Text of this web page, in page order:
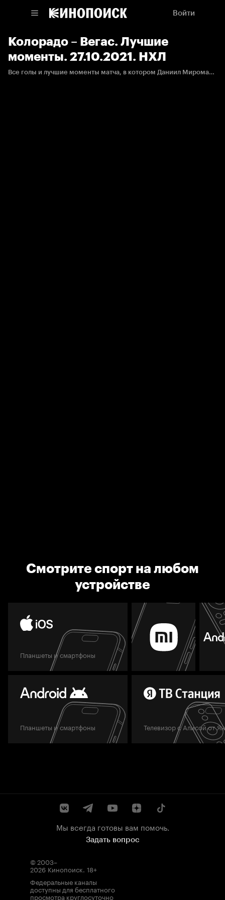
Войти
Колорадо – Вегас. Лучшие
моменты. 27.10.2021. НХЛ
Все голы и лучшие моменты матча, в котором Даниил Мироманов набрал первое очко в НХЛ
Смотрите спорт на любом
устройстве
Планшеты и смартфоны
Планшеты и смартфоны Телевизор с Алисой от
Мы всегда готовы вам помочь.
Задать вопрос
© 2003–
2026 Кинопоиск. 18+
Федеральные каналы
доступны для бесплатного
просмотра круглосуточно